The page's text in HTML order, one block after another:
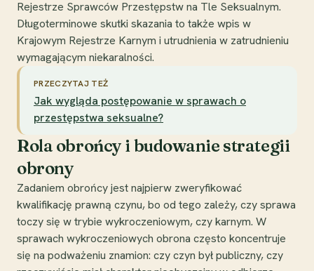
Rejestrze Sprawców Przestępstw na Tle Seksualnym.
Długoterminowe skutki skazania to także wpis w
Krajowym Rejestrze Karnym i utrudnienia w zatrudnieniu
wymagającym niekaralności.
PRZECZYTAJ TEŻ
Jak wygląda postępowanie w sprawach o
przestępstwa seksualne?
Rola obrońcy i budowanie strategii
obrony
Zadaniem obrońcy jest najpierw zweryfikować
kwalifikację prawną czynu, bo od tego zależy, czy sprawa
toczy się w trybie wykroczeniowym, czy karnym. W
sprawach wykroczeniowych obrona często koncentruje
się na podważeniu znamion: czy czyn był publiczny, czy